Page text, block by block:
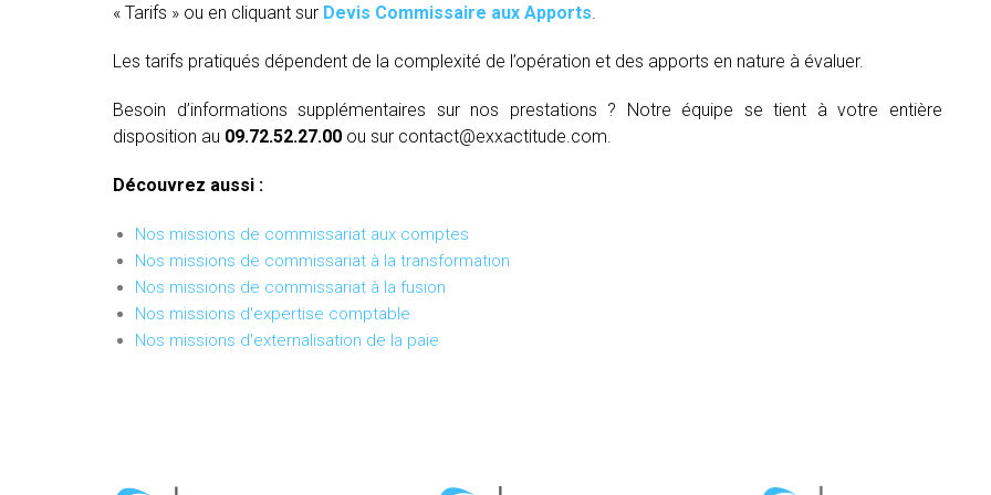
« Tarifs » ou en cliquant sur Devis Commissaire aux Apports.
Les tarifs pratiqués dépendent de la complexité de l’opération et des apports en nature à évaluer.
Besoin d’informations supplémentaires sur nos prestations ? Notre équipe se tient à votre entière
disposition au 09.72.52.27.00 ou sur contact@exxactitude.com.
Découvrez aussi :
Nos missions de commissariat aux comptes
Nos missions de commissariat à la transformation
Nos missions de commissariat à la fusion
Nos missions d'expertise comptable
Nos missions d'externalisation de la paie